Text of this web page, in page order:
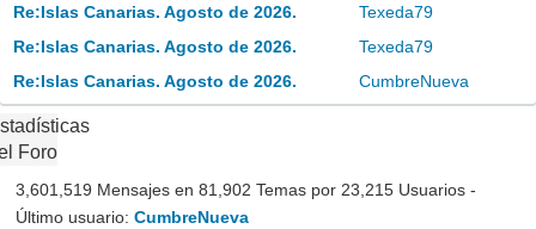
Re:Islas Canarias. Agosto de 2026.
Texeda79
Re:Islas Canarias. Agosto de 2026.
Texeda79
Re:Islas Canarias. Agosto de 2026.
CumbreNueva
Foro
3,601,519 Mensajes en 81,902 Temas por 23,215 Usuarios -
Último usuario: CumbreNueva